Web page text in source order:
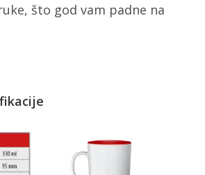
što god vam padne na